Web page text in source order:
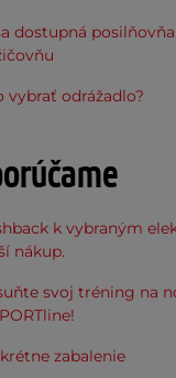
dostupná
vybrať odrážadlo?
k vybraným
nákup.
svoj tréning na
zabalenie